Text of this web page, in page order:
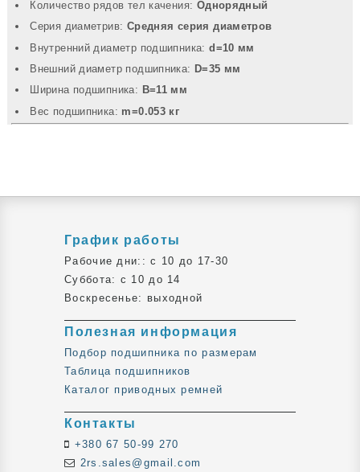
Количество рядов тел качения: Однорядный
Серия диаметрив: Средняя серия диаметров
Внутренний диаметр подшипника:d=10 мм
Внешний диаметр подшипника: D=35 мм
Ширина подшипника: B=11 мм
Вec подшипника: m=0.053 кг
График работы
Рабочие дни:: c 10 до 17-30
Суббота: c 10 до 14
Воскресенье: выходной
Полезная информация
Подбор подшипника по размерам
Таблица подшипников
Каталог приводных ремней
Контакты
+380 67 50-99 270
2rs.sales@gmail.com